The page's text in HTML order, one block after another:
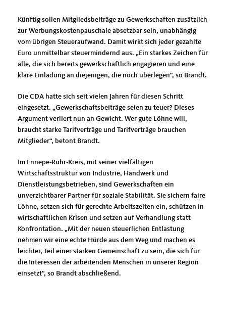
Künftig sollen Mitgliedsbeiträge zu Gewerkschaften zusätzlich
zur Werbungskostenpauschale absetzbar sein, unabhängig
vom übrigen Steueraufwand. Damit wirkt sich jeder gezahlte
Euro unmittelbar steuermindernd aus. „Ein starkes Zeichen für
alle, die sich bereits gewerkschaftlich engagieren und eine
klare Einladung an diejenigen, die noch überlegen“, so Brandt.
Die CDA hatte sich seit vielen Jahren für diesen Schritt
eingesetzt. „Gewerkschaftsbeiträge seien zu teuer? Dieses
Argument verliert nun an Gewicht. Wer gute Löhne will,
braucht starke Tarifverträge und Tarifverträge brauchen
Mitglieder“, betont Brandt.
Im Ennepe-Ruhr-Kreis, mit seiner vielfältigen
Wirtschaftsstruktur von Industrie, Handwerk und
Dienstleistungsbetrieben, sind Gewerkschaften ein
unverzichtbarer Partner für soziale Stabilität. Sie sichern faire
Löhne, setzen sich für gerechte Arbeitszeiten ein, schützen in
wirtschaftlichen Krisen und setzen auf Verhandlung statt
Konfrontation. „Mit der neuen steuerlichen Entlastung
nehmen wir eine echte Hürde aus dem Weg und machen es
leichter, Teil einer starken Gemeinschaft zu sein, die sich für
die Interessen der arbeitenden Menschen in unserer Region
einsetzt“, so Brandt abschließend.